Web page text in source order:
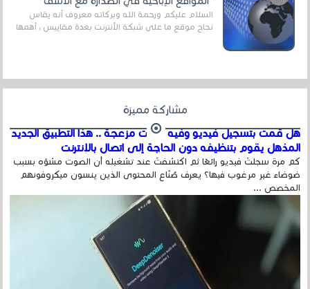
السلام عليكم ورحمة الله وبركاته معروف أنه يقاس
نجاح موقع ما على شبكة الأنترنت بعدة مقاييس ، أهمها
مشاركة مميزة
هل قمت بتسجيل فيديو وفيه أصوت مزعجة .. هذا التطبيق الجديد
المذهل يقوم بتنظيفه دون الحاجة إلى اتصال بالإنترنت
كم مرة سجلتَ فيديو رائعًا ثم اكتشفتَ عند تشغيله أن الصوت مشوّه بسبب
ضوضاء غير مرغوب فيها؟ يعرف صُنّاع المحتوى الذين ينسون ميكروفونهم
المخصص ...